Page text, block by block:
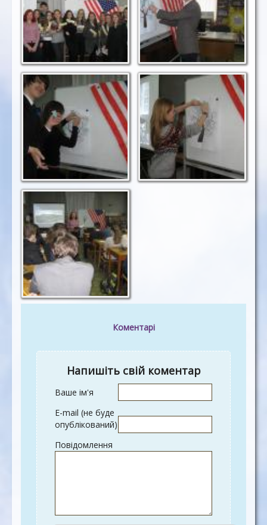
Коментарі
Напишіть свій коментар
Ваше ім'я
E-mail (не буде
опублікований)
Повідомлення